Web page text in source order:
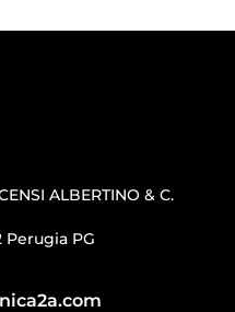
ALBERTINO & C.
Perugia PG